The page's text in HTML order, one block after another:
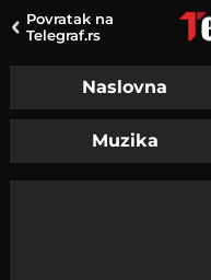
Povratak na
Telegraf.rs
Naslovna
Muzika